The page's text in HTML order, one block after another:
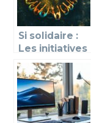
Si solidaire :
Les initiatives
citoyennes
qui
révolutionnen
t la
consommatio